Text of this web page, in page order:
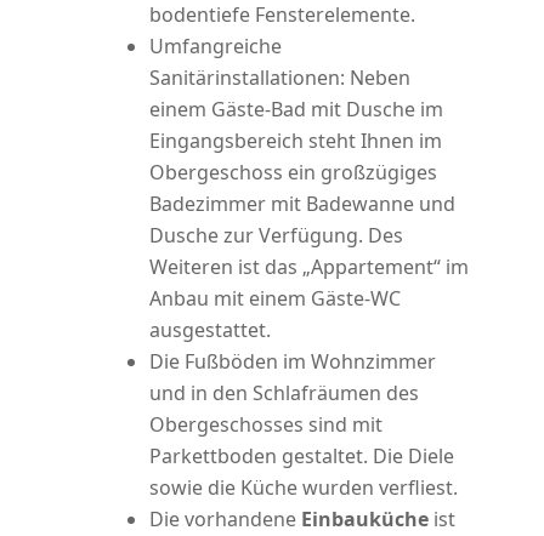
bodentiefe Fensterelemente.
Umfangreiche
Sanitärinstallationen: Neben
einem Gäste-Bad mit Dusche im
Eingangsbereich steht Ihnen im
Obergeschoss ein großzügiges
Badezimmer mit Badewanne und
Dusche zur Verfügung. Des
Weiteren ist das „Appartement“ im
Anbau mit einem Gäste-WC
ausgestattet.
Die Fußböden im Wohnzimmer
und in den Schlafräumen des
Obergeschosses sind mit
Parkettboden gestaltet. Die Diele
sowie die Küche wurden verfliest.
Die vorhandene Einbaukücheist